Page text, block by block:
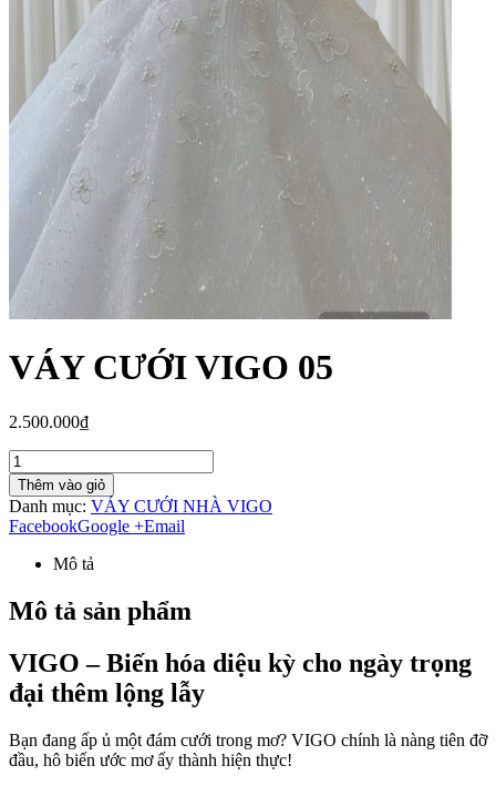
VÁY CƯỚI VIGO 05
2.500.000₫
Thêm vào giỏ
Danh mục: VÁY CƯỚI NHÀ VIGO
FacebookGoogle +Email
Mô tả
Mô tả sản phẩm
VIGO – Biến hóa diệu kỳ cho ngày trọng
đại thêm lộng lẫy
Bạn đang ấp ủ một đám cưới trong mơ? VIGO chính là nàng tiên đỡ
đầu, hô biến ước mơ ấy thành hiện thực!